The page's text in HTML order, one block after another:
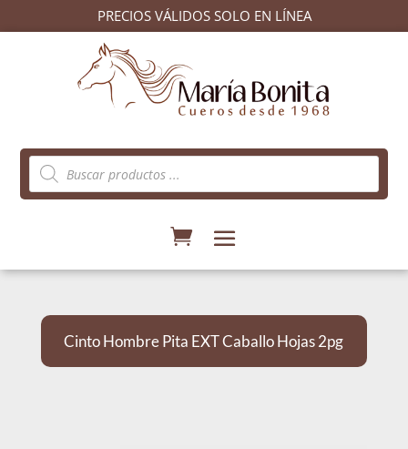
PRECIOS VÁLIDOS SOLO EN LÍNEA
Búsqueda
de
productos
Cinto Hombre Pita EXT Caballo Hojas 2pg